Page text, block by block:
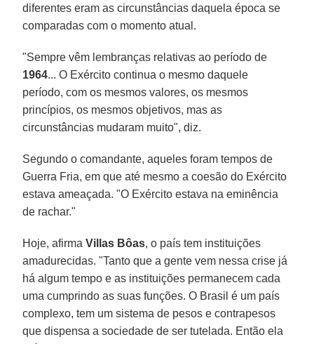
diferentes eram as circunstâncias daquela época se
comparadas com o momento atual.
"Sempre vêm lembranças relativas ao período de
1964... O Exército continua o mesmo daquele
período, com os mesmos valores, os mesmos
princípios, os mesmos objetivos, mas as
circunstâncias mudaram muito", diz.
Segundo o comandante, aqueles foram tempos de
Guerra Fria, em que até mesmo a coesão do Exército
estava ameaçada. "O Exército estava na eminência
de rachar."
Hoje, afirmaVillas Bôas, o país tem instituições
amadurecidas. "Tanto que a gente vem nessa crise já
há algum tempo e as instituições permanecem cada
uma cumprindo as suas funções. O Brasil é um país
complexo, tem um sistema de pesos e contrapesos
que dispensa a sociedade de ser tutelada. Então ela